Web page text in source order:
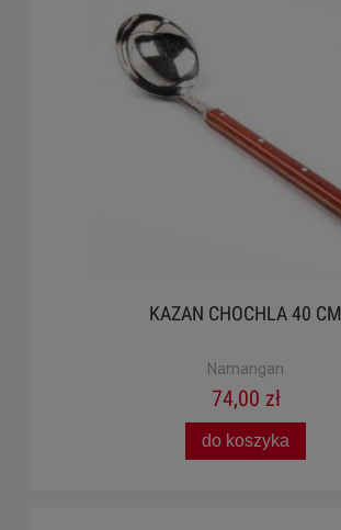
KAZAN CHOCHLA 40 CM
Namangan
74,00 zł
do koszyka